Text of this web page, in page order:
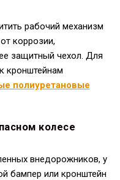
рабочий механизм
коррозии,
защитный чехол. Для
кронштейнам
полиуретановые
колесе
внедорожников, у
бампер или кронштейн